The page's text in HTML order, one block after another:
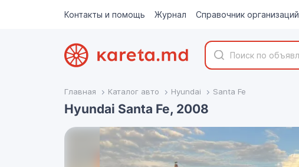
Контакты и помощь Журнал Справочник организаций
Главная Каталог авто Hyundai Santa Fe
Hyundai Santa Fe, 2008